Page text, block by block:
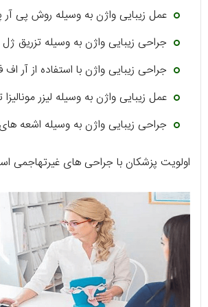
عمل زیبایی واژن به وسیله روش پی آر
جراحی زیبایی واژن به وسیله تزریق ژل
جراحی زیبایی واژن با استفاده از آر اف
عمل زیبایی واژن به وسیله لیزر مونالیزا
جراحی زیبایی واژن به وسیله اشعه های
اولویت پزشکان با جراحی های غیرتهاجمی